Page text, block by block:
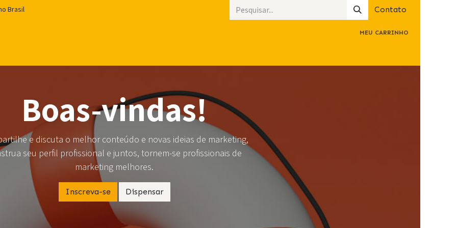
Brasil Contato
MEU CARRINHO
Boas-vindas!
e discuta o melhor conteúdo e novas ideias de marketing,
seu perfil profissional e juntos, tornem-se profissionais de
marketing melhores.
Inscreva-se Dispensar